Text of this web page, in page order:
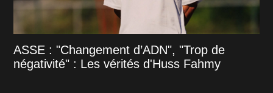
ASSE : "Changement d’ADN", "Trop de
négativité" : Les vérités d'Huss Fahmy